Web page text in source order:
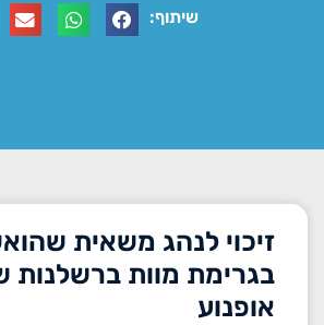
שיתוף:
זיכוי לנהג משאית
בגרימת מוות ברשלנות
אופנוע